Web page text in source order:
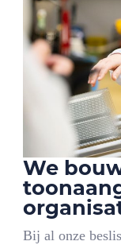
We
Bij al onze